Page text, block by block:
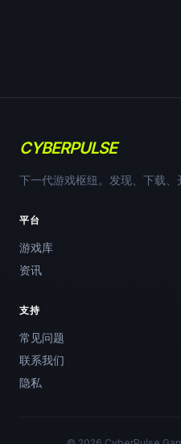
CYBERPULSE
下一代游戏枢纽。发现、下载、
平台
游戏库
资讯
支持
常见问题
联系我们
隐私